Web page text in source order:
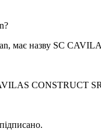
?
має назву SC
CONSTRUCT